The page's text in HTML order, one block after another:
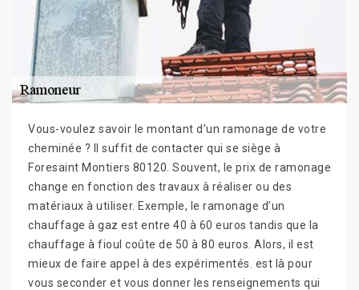
Vous-voulez savoir le montant d’un ramonage de votre
cheminée ? Il suffit de contacter qui se siège à
Foresaint Montiers 80120. Souvent, le prix de ramonage
change en fonction des travaux à réaliser ou des
matériaux à utiliser. Exemple, le ramonage d’un
chauffage à gaz est entre 40 à 60 euros tandis que la
chauffage à fioul coûte de 50 à 80 euros. Alors, il est
mieux de faire appel à des expérimentés. est là pour
vous seconder et vous donner les renseignements qui